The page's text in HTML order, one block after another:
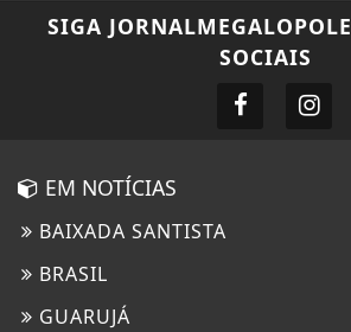
SIGA JORNALMEGALOPOLE
SOCIAIS
EM NOTÍCIAS
BAIXADA SANTISTA
BRASIL
GUARUJÁ